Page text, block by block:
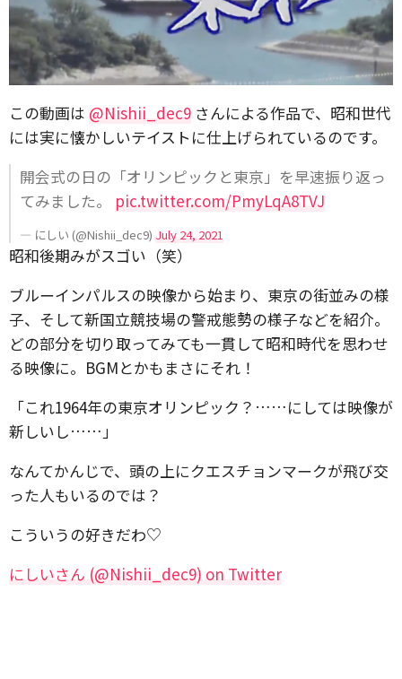
この動画は @Nishii_dec9 さんによる作品で、昭和世代
には実に懐かしいテイストに仕上げられているのです。
開会式の日の「オリンピックと東京」を早速振り返っ
てみました。 pic.twitter.com/PmyLqA8TVJ
— にしい (@Nishii_dec9) July 24, 2021
昭和後期みがスゴい（笑）
ブルーインパルスの映像から始まり、東京の街並みの様
子、そして新国立競技場の警戒態勢の様子などを紹介。
どの部分を切り取ってみても一貫して昭和時代を思わせ
る映像に。BGMとかもまさにそれ！
「これ1964年の東京オリンピック？……にしては映像が
新しいし……」
なんてかんじで、頭の上にクエスチョンマークが飛び交
った人もいるのでは？
こういうの好きだわ♡
にしいさん (@Nishii_dec9) on Twitter